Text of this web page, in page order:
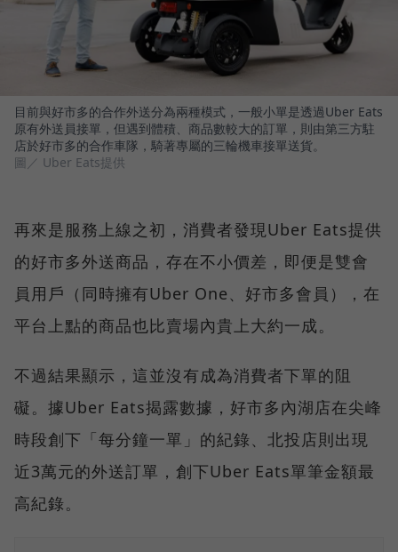
目前與好市多的合作外送分為兩種模式，一般小單是透過Uber Eats
原有外送員接單，但遇到體積、商品數較大的訂單，則由第三方駐
店於好市多的合作車隊，騎著專屬的三輪機車接單送貨。
圖／ Uber Eats提供
再來是服務上線之初，消費者發現Uber Eats提供
的好市多外送商品，存在不小價差，即便是雙會
員用戶（同時擁有Uber One、好市多會員），在
平台上點的商品也比賣場內貴上大約一成。
不過結果顯示，這並沒有成為消費者下單的阻
礙。據Uber Eats揭露數據，好市多內湖店在尖峰
時段創下「每分鐘一單」的紀錄、北投店則出現
近3萬元的外送訂單，創下Uber Eats單筆金額最
高紀錄。